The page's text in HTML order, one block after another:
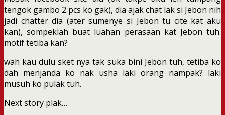
tengok gambo 2 pcs ko gak), dia ajak chat lak si Jebon nih
jadi chatter dia (ater sumenye si Jebon tu cite kat aku
kan), sompeklah buat luahan perasaan kat Jebon tuh.
motif tetiba kan?
wah kau dulu sket nya tak suka bini Jebon tuh, tetiba ko
dah menjanda ko nak usha laki orang nampak? laki
musuh ko pulak tuh.
Next story plak…